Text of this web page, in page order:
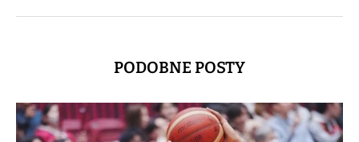
PODOBNE POSTY